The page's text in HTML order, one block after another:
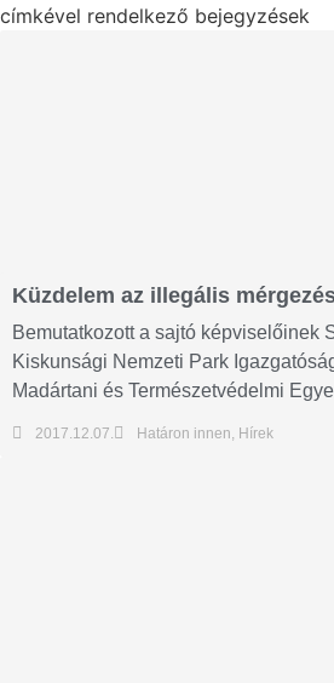
címkével rendelkező bejegyzések
Küzdelem az illegális
Bemutatkozott a sajtó képviselőinek
Kiskunsági Nemzeti Park
Madártani és Természetvédelmi
2017.12.07. Határon innen, Hírek